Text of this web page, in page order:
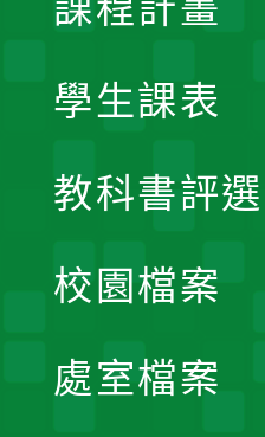
課程計畫
學生課表
教科書評選
校園檔案
處室檔案